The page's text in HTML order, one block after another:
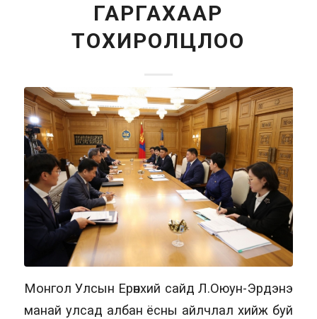
ГАРГАХААР
ТОХИРОЛЦЛОО
Монгол Улсын Ерөнхий сайд Л.Оюун-Эрдэнэ
манай улсад албан ёсны айлчлал хийж буй